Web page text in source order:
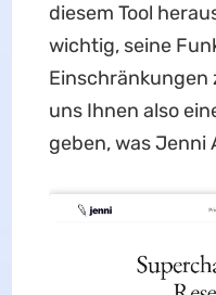
diesem Tool
wichtig, seine
Einschränkungen
uns Ihnen also
geben, was Jenni